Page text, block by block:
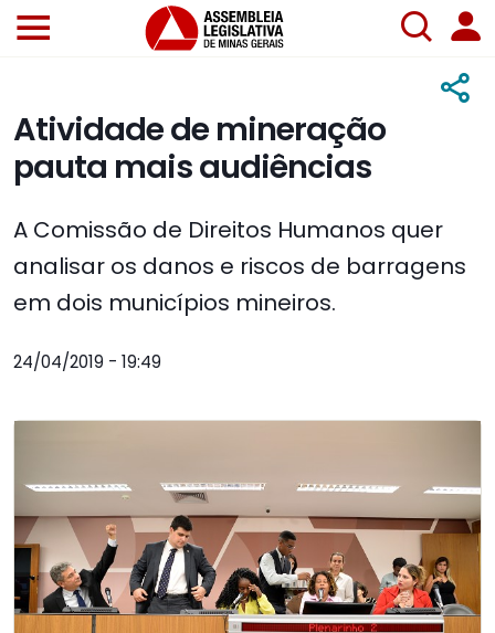
Atividade de mineração
pauta mais audiências
A Comissão de Direitos Humanos quer
analisar os danos e riscos de barragens
em dois municípios mineiros.
24/04/2019 - 19:49